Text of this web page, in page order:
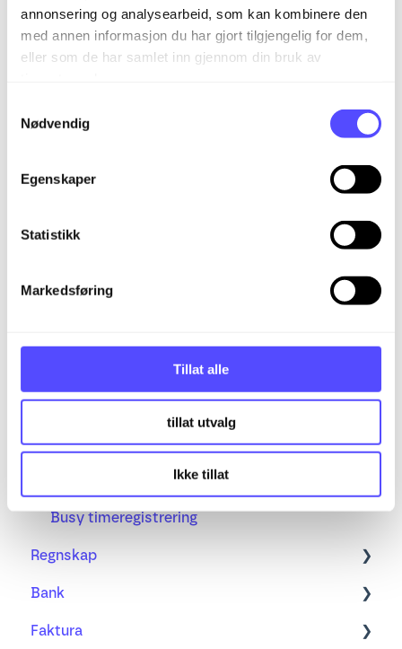
annonsering og analysearbeid, som kan kombinere den
med annen informasjon du har gjort tilgjengelig for dem,
eller som de har samlet inn gjennom din bruk av
Nødvendig
Egenskaper
Statistikk
Markedsføring
Tillat alle
tillat utvalg
Ikke tillat
Relaterte artikler
i bilagsbehandling?
Kom i gang med ny forenklet fakturering
Kom i gang med oppsett og innstillinger
Kom i gang
Bank
Prosjekt
Busy timeregistrering
Regnskap
Kom i gang med ny Bilagsbehandling
Bilagsbehandling
Bank
Bankintegrasjon og bankavtale
Faktura